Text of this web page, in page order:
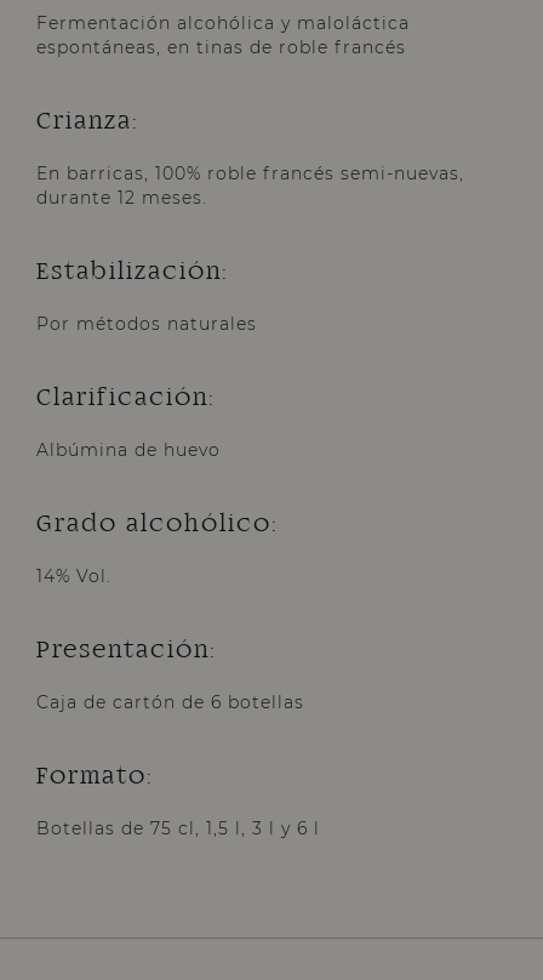
Fermentación alcohólica y maloláctica
espontáneas, en tinas de roble francés
Crianza:
En barricas, 100% roble francés semi-nuevas,
durante 12 meses.
Estabilización:
Por métodos naturales
Clarificación:
Albúmina de huevo
Grado alcohólico:
14% Vol.
Presentación:
Caja de cartón de 6 botellas
Formato:
Botellas de 75 cl, 1,5 l, 3 l y 6 l